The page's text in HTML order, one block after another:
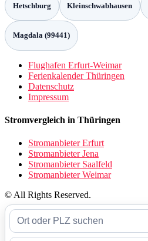
Hetschburg Kleinschwabhausen
Magdala (99441)
Flughafen Erfurt-Weimar
Ferienkalender Thüringen
Datenschutz
Impressum
Stromvergleich in Thüringen
Stromanbieter Erfurt
Stromanbieter Jena
Stromanbieter Saalfeld
Stromanbieter Weimar
© All Rights Reserved.